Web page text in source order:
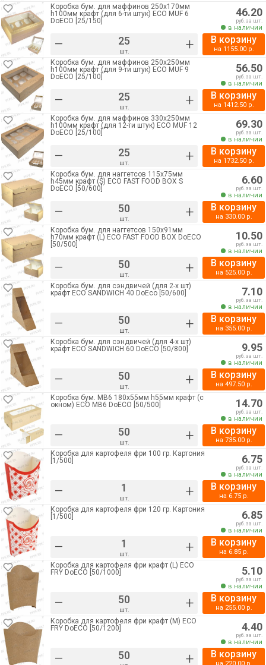
Коробка бум. для маффинов 250х170мм
h100мм крафт (для 6-ти штук) ECO MUF 6
DoECO [25/150]
– шт. +
46.20
руб. за шт.
в наличии
В корзину
на 1155.00р.
Коробка бум. для маффинов 250х250мм
h100мм крафт (для 9-ти штук) ECO MUF 9
DoECO [25/100]
– шт. +
56.50
руб. за шт.
в наличии
В корзину
на 1412.50р.
Коробка бум. для маффинов 330х250мм
h100мм крафт (для 12-ти штук) ECO MUF 12
DoECO [25/100]
– шт. +
69.30
руб. за шт.
в наличии
В корзину
на 1732.50р.
Коробка бум. для наггетсов 115х75мм
h45мм крафт (S) ECO FAST FOOD BOX S
DoECO [50/600]
– шт. +
6.60
руб. за шт.
в наличии
В корзину
на 330.00р.
Коробка бум. для наггетсов 150х91мм
h70мм крафт (L) ECO FAST FOOD BOX DoECO
[50/500]
– шт. +
10.50
руб. за шт.
в наличии
В корзину
на 525.00р.
Коробка бум. для сэндвичей (для 2-х шт)
крафт ECO SANDWICH 40 DoEco [50/600]
– шт. +
7.10
руб. за шт.
в наличии
В корзину
на 355.00р.
Коробка бум. для сэндвичей (для 4-х шт)
крафт ECO SANDWICH 60 DoECO [50/800]
– шт. +
9.95
руб. за шт.
в наличии
В корзину
на 497.50р.
Коробка бум. МВ6 180х55мм h55мм крафт (с
окном) ECO MB6 DoECO [50/500]
– шт. +
14.70
руб. за шт.
в наличии
В корзину
на 735.00р.
Коробка для картофеля фри 100 гр. Картония
[1/500]
– шт. +
6.75
руб. за шт.
в наличии
В корзину
на 6.75р.
Коробка для картофеля фри 120 гр. Картония
[1/500]
– шт. +
6.85
руб. за шт.
в наличии
В корзину
на 6.85р.
Коробка для картофеля фри крафт (L) ECO
FRY DoECO [50/1000]
– шт. +
5.10
руб. за шт.
в наличии
В корзину
на 255.00р.
Коробка для картофеля фри крафт (М) ECO
FRY DoECO [50/1200]
– +
4.40
руб. за шт.
в наличии
В корзину